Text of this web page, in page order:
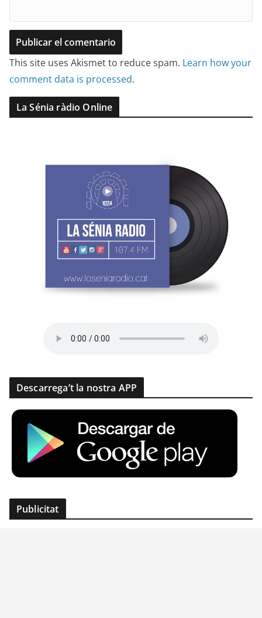
This site uses Akismet to reduce spam. Learn how your
comment data is processed.
La Sénia ràdio Online
Descarrega’t la nostra APP
Publicitat